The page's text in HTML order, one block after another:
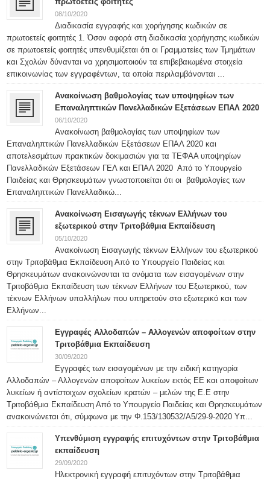
08/10/2020
Διαδικασία εγγραφής και χορήγησης κωδικών σε
πρωτοετείς φοιτητές 1. Όσον αφορά στη διαδικασία χορήγησης κωδικών
σε πρωτοετείς φοιτητές υπενθυμίζεται ότι οι Γραμματείες των Τμημάτων
και Σχολών δύνανται να χρησιμοποιούν τα επιβεβαιωμένα στοιχεία
επικοινωνίας των εγγραφέντων, τα οποία περιλαμβάνονται ...
Ανακοίνωση βαθμολογίας των υποψηφίων των
Επαναληπτικών Πανελλαδικών Εξετάσεων ΕΠΑΛ 2020
06/10/2020
Ανακοίνωση βαθμολογίας των υποψηφίων των
Επαναληπτικών Πανελλαδικών Εξετάσεων ΕΠΑΛ 2020 και
αποτελεσμάτων πρακτικών δοκιμασιών για τα ΤΕΦΑΑ υποψηφίων
Πανελλαδικών Εξετάσεων ΓΕΛ και ΕΠΑΛ 2020 Από το Υπουργείο
Παιδείας και Θρησκευμάτων γνωστοποιείται ότι οι βαθμολογίες των
Επαναληπτικών Πανελλαδικώ...
Ανακοίνωση Εισαγωγής τέκνων Ελλήνων του
εξωτερικού στην Τριτοβάθμια Εκπαίδευση
05/10/2020
Ανακοίνωση Εισαγωγής τέκνων Ελλήνων του εξωτερικού
στην Τριτοβάθμια Εκπαίδευση Από το Υπουργείο Παιδείας και
Θρησκευμάτων ανακοινώνονται τα ονόματα των εισαγομένων στην
Τριτοβάθμια Εκπαίδευση των τέκνων Ελλήνων του Εξωτερικού, των
τέκνων Ελλήνων υπαλλήλων που υπηρετούν στο εξωτερικό και των
Ελλήνων...
Εγγραφές Αλλοδαπών – Αλλογενών αποφοίτων στην
Τριτοβάθμια Εκπαίδευση
30/09/2020
Εγγραφές των εισαγομένων με την ειδική κατηγορία
Αλλοδαπών – Αλλογενών αποφοίτων λυκείων εκτός ΕΕ και αποφοίτων
λυκείων ή αντίστοιχων σχολείων κρατών – μελών της Ε.Ε στην
Τριτοβάθμια Εκπαίδευση Από το Υπουργείο Παιδείας και Θρησκευμάτων
ανακοινώνεται ότι, σύμφωνα με την Φ.153/130532/Α5/29-9-2020 Υπ...
Υπενθύμιση εγγραφής επιτυχόντων στην Τριτοβάθμια
εκπαίδευση
29/09/2020
Ηλεκτρονική εγγραφή επιτυχόντων στην Τριτοβάθμια